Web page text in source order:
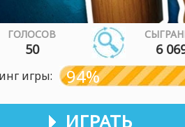
ГОЛОСОВ
50 6
игры: 94%
ИГРАТЬ